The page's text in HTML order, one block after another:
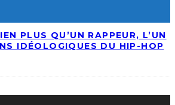
PLUS QU’UN RAPPEUR, L’UN
IDÉOLOGIQUES DU HIP-HOP